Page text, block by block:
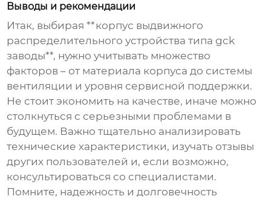
Выводы и рекомендации
Итак, выбирая **корпус выдвижного
распределительного устройства типа gck
заводы**, нужно учитывать множество
факторов – от материала корпуса до системы
вентиляции и уровня сервисной поддержки.
Не стоит экономить на качестве, иначе можно
столкнуться с серьезными проблемами в
будущем. Важно тщательно анализировать
технические характеристики, изучать отзывы
других пользователей и, если возможно,
консультироваться со специалистами.
Помните, надежность и долговечность